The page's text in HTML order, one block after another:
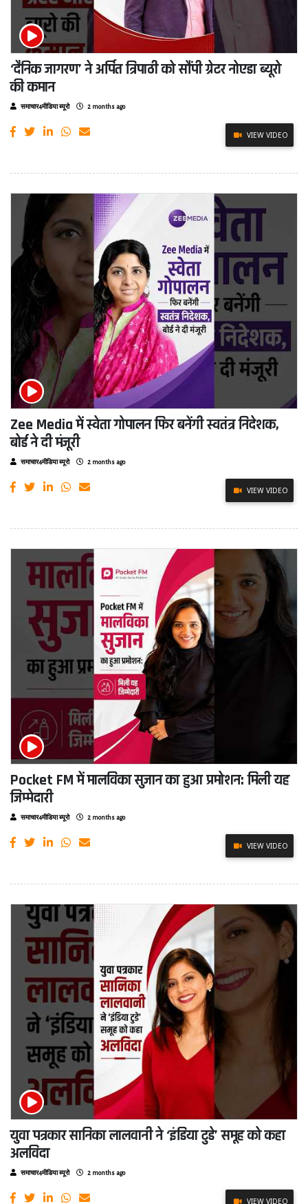
‘दैनिक जागरण’ ने अर्पित त्रिपाठी को सौंपी ग्रेटर नोएडा ब्यूरो
की कमान
समाचार4मीडिया ब्यूरो 2 months ago
VIEW VIDEO
Zee Media में स्वेता गोपालन फिर बनेंगी स्वतंत्र निदेशक,
बोर्ड ने दी मंजूरी
समाचार4मीडिया ब्यूरो 2 months ago
VIEW VIDEO
Pocket FM में मालविका सुजान का हुआ प्रमोशन: मिली यह
जिम्मेदारी
समाचार4मीडिया ब्यूरो 2 months ago
VIEW VIDEO
युवा पत्रकार सानिका लालवानी ने ‘इंडिया टुडे’ समूह को कहा
अलविदा
समाचार4मीडिया ब्यूरो 2 months ago
VIEW VIDEO